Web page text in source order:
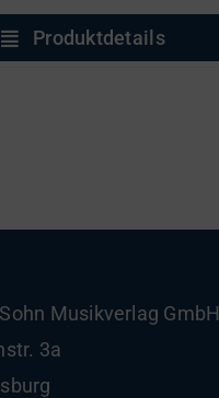
Produktdetails
Musikverlag GmbH
3a